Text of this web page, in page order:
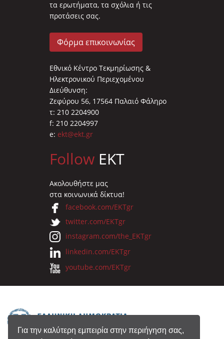
Για την καλύτερη εμπειρία στην περιήγηση σας,
τα ερωτήματα, τα σχόλια ή τις
προτάσεις σας.
Φόρμα επικοινωνίας
Εθνικό Κέντρο Τεκμηρίωσης &
Ηλεκτρονικού Περιεχομένου
Διεύθυνση:
Ζεφύρου 56, 17564 Παλαιό Φάληρο
τ: 210 2204900
f: 210 2204997
e: ekt@ekt.gr
Follow EKT
Ακολουθήστε μας
στα κοινωνικά δίκτυα!
facebook.com/EKTgr
twitter.com/EKTgr
instagram.com/the_EKTgr
linkedin.com/EKTgr
youtube.com/EKTgr